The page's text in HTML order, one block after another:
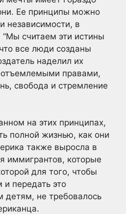
Ее принципы можно
независимости, в
“Мы считаем эти истины
все люди созданы
наделил их
правами,
свобода и стремление
на этих принципах,
полной жизнью, как они
также выросла в
иммигрантов, которые
для того, чтобы
и передать это
детям, не требовалось